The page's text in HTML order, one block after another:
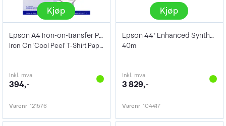
Kjøp
Epson A4 Iron-on-transfer Paper
Iron On 'Cool Peel' T-Shirt Paper.
inkl. mva
394,-
Varenr 121576
Kjøp
Epson 44" Enhanced Synthetic Paper 84g
40m
inkl. mva
3 829,-
Varenr 104417